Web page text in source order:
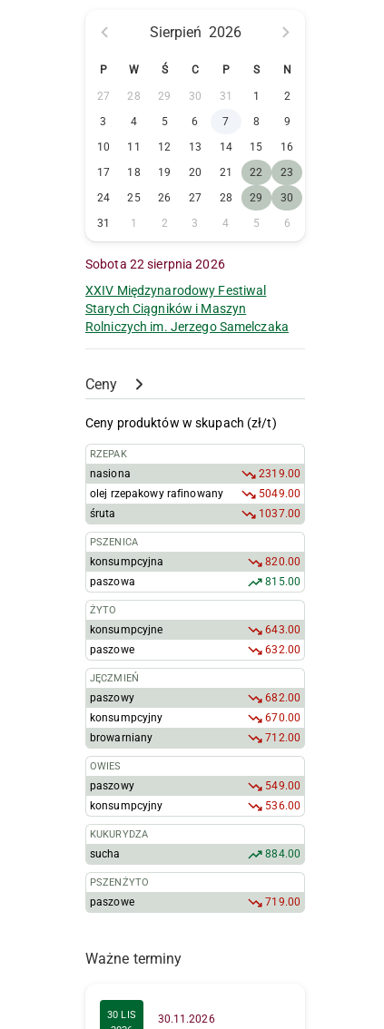
Sierpień 2026
P W Ś C P S N
27 28 29 30 31 1
2
3
4 5 6 7 8
9
10
11 12 13 14 15
16
17
18 19 20 21 22
23
24
25 26 27 28 29
30
31
1 2 3 4 5 6
Sobota 22 sierpnia 2026
XXIV Międzynarodowy Festiwal
Starych Ciągników i Maszyn
Rolniczych im. Jerzego Samelczaka
Ceny
Ceny produktów w skupach (zł/t)
RZEPAK
nasiona
2319.00
olej rzepakowy rafinowany
5049.00
śruta
1037.00
PSZENICA
konsumpcyjna
820.00
paszowa
815.00
ŻYTO
konsumpcyjne
643.00
paszowe
632.00
JĘCZMIEŃ
paszowy
682.00
konsumpcyjny
670.00
browarniany
712.00
OWIES
paszowy
549.00
konsumpcyjny
536.00
KUKURYDZA
sucha 884.00
PSZENŻYTO
paszowe 719.00
Ważne terminy
30 LIS
30.11.2026